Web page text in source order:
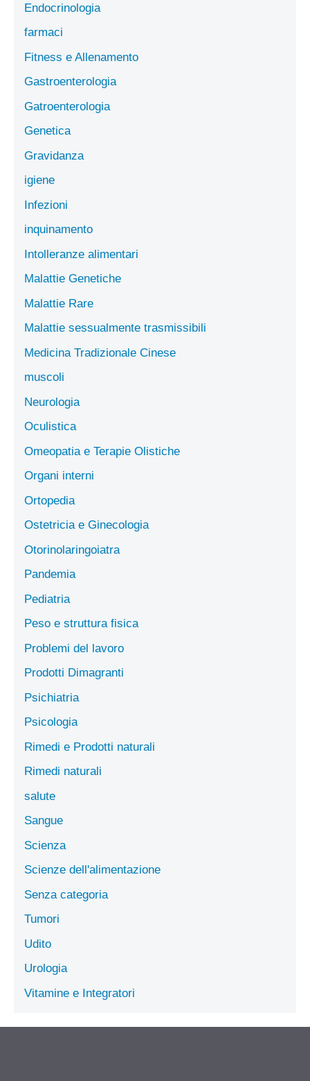
Endocrinologia
farmaci
Fitness e Allenamento
Gastroenterologia
Gatroenterologia
Genetica
Gravidanza
igiene
Infezioni
inquinamento
Intolleranze alimentari
Malattie Genetiche
Malattie Rare
Malattie sessualmente trasmissibili
Medicina Tradizionale Cinese
muscoli
Neurologia
Oculistica
Omeopatia e Terapie Olistiche
Organi interni
Ortopedia
Ostetricia e Ginecologia
Otorinolaringoiatra
Pandemia
Pediatria
Peso e struttura fisica
Problemi del lavoro
Prodotti Dimagranti
Psichiatria
Psicologia
Rimedi e Prodotti naturali
Rimedi naturali
salute
Sangue
Scienza
Scienze dell'alimentazione
Senza categoria
Tumori
Udito
Urologia
Vitamine e Integratori